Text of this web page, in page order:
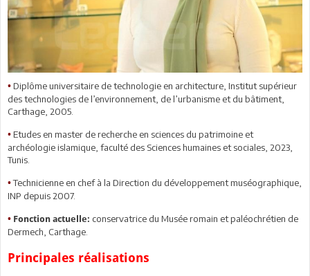
• Diplôme universitaire de technologie en architecture, Institut supérieur
des technologies de l’environnement, de l’urbanisme et du bâtiment,
Carthage, 2005.
• Etudes en master de recherche en sciences du patrimoine et
archéologie islamique, faculté des Sciences humaines et sociales, 2023,
Tunis.
•Technicienne en chef à la Direction du développement muséographique,
INP depuis 2007.
• Fonction actuelle: conservatrice du Musée romain et paléochrétien de
Dermech, Carthage.
Principales réalisations